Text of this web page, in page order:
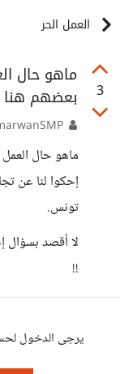
العمل الحر
3
ماهو حال
بعضهم هنا
ماهو حال
إحكوا لنا عن
تونس.
لا أقصد بسؤال
!!
يرجى الدخول